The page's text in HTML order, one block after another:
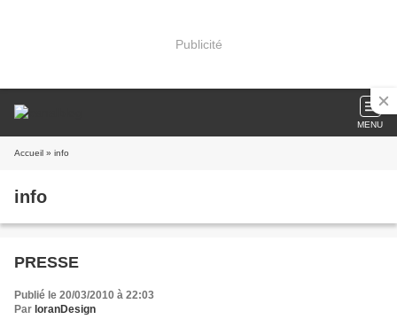
Publicité
MENU
Accueil » info
info
PRESSE
Publié le 20/03/2010 à 22:03
Par loranDesign